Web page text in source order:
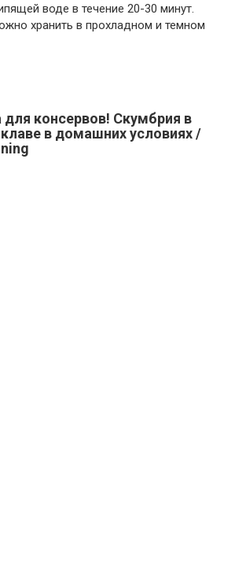
воде в течение 20-30 минут.
хранить в прохладном и темном
консервов! Скумбрия в
в домашних условиях /